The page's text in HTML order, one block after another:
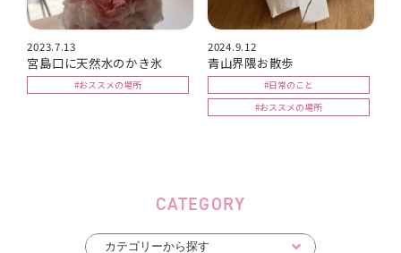
2023.7.13
宮島口に天然水のかき氷
#おススメの場所
2024.9.12
青山界隈お散歩
#日常のこと
#おススメの場所
CATEGORY